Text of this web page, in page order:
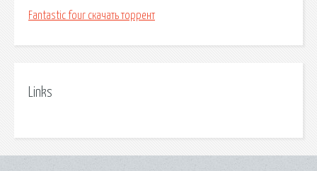
Fantastic four скачать торрент
Links